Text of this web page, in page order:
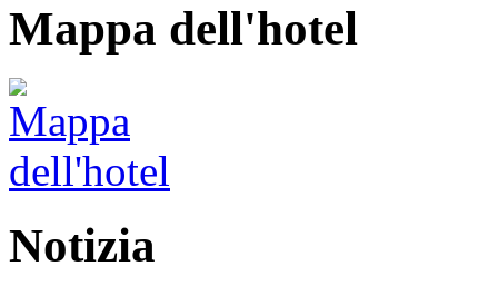
Mappa dell'hotel
Notizia